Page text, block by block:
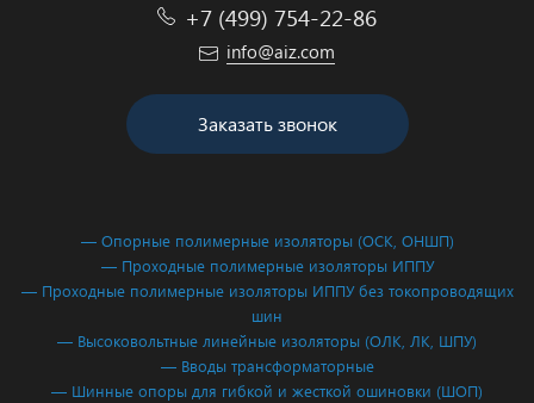
+7 (499) 754-22-86
info@aiz.com
Заказать звонок
— Опорные полимерные изоляторы (ОСК, ОНШП)
— Проходные полимерные изоляторы ИППУ
— Проходные полимерные изоляторы ИППУ без токопроводящих
шин
— Высоковольтные линейные изоляторы (ОЛК, ЛК, ШПУ)
— Вводы трансформаторные
— Шинные опоры для гибкой и жесткой ошиновки (ШОП)